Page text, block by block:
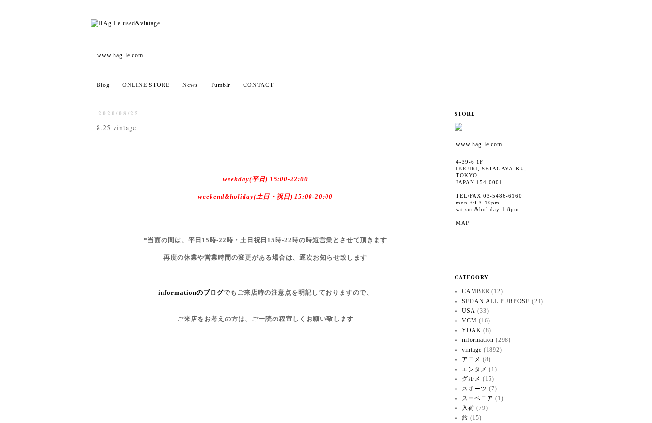
www.hag-le.com
Blog ONLINE STORE News Tumblr CONTACT
2020/08/25
8.25 vintage
weekday(平日) 15:00-22:00
weekend&holiday(土日・祝日) 15:00-20:00
*当面の間は、平日15時-22時・土日祝日15時-22時の時短営業とさせて頂きます
再度の休業や営業時間の変更がある場合は、逐次お知らせ致します
informationのブログでもご来店時の注意点を明記しておりますので、
ご来店をお考えの方は、ご一読の程宜しくお願い致します
STORE
www.hag-le.com
4-39-6 1F
IKEJIRI, SETAGAYA-KU,
TOKYO,
JAPAN 154-0001
TEL/FAX 03-5486-6160
mon-fri 3-10pm
sat,sun&holiday 1-8pm
MAP
CATEGORY
CAMBER (12)
SEDAN ALL PURPOSE (23)
USA (33)
VCM (16)
YOAK (8)
information (298)
vintage (1892)
アニメ (8)
エンタメ (1)
グルメ (15)
スポーツ (7)
スーベニア (1)
入荷 (79)
旅 (15)